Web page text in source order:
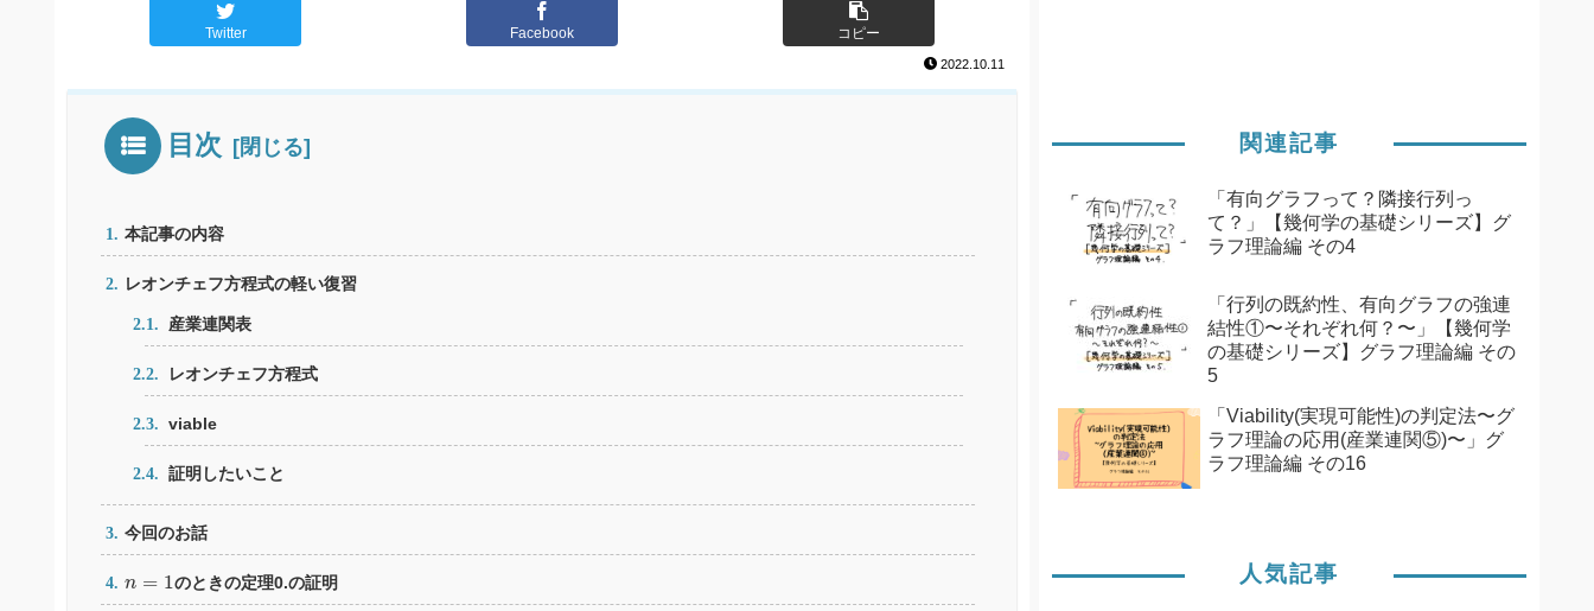
Twitter Facebook コピー
2022.10.11
目次
本記事の内容
レオンチェフ方程式の軽い復習
産業連関表
レオンチェフ方程式
viable
証明したいこと
今回のお話
n = 1
n のときの定理0.の証明
関連記事
「有向グラフって？隣接行列っ
て？」【幾何学の基礎シリーズ】グ
ラフ理論編 その4
「行列の既約性、有向グラフの強連
結性①〜それぞれ何？〜」【幾何学
の基礎シリーズ】グラフ理論編 その
5
「Viability(実現可能性)の判定法〜グ
ラフ理論の応用(産業連関⑤)〜」グ
ラフ理論編 その16
人気記事